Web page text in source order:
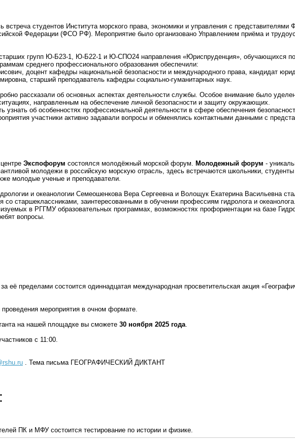
встречастудентов Институтаморского права, экономики и управления с представителями
Федерации (ФСО РФ). Мероприятие было организовано Управлением приёмаи
групп Ю‑Б23‑1, Ю‑Б22‑1 и Ю‑СПО24 направления «Юриспруденция», обучающихся
среднего профессионального образования обеспечили:
доцент кафедры национальной безопасности и международного права, кандидат
старший преподаватель кафедры социально‑гуманитарных наук.
рассказали об основных аспектах деятельности службы. Особое внимание было
направленным наобеспечение личной безопасности и защиту окружающих.
узнать об особенностях профессиональной деятельности в сфере обеспечения
участники активно задавали вопросы и обменялись контактными данными с
Экспофорум состоялся молодёжный морской форум. Молодежный форум -
молодежи в российскую морскую отрасль, здесь встречаются школьники,
молодые ученые и преподаватели.
и океанологии Семеошенкова Вера Сергеевна и Волощук Екатерина Васильевна
старшеклассниками, заинтересованными в обучении профессиям гидролога и
в РГГМУ образовательных программах, возможностях профориентации на базе
вопросы.
её пределами состоится одиннадцатая международная просветительская акция
мероприятия в очном формате.
на нашей площадке вы сможете 30 ноября 2025 года
с 11:00.
. Тема письма ГЕОГРАФИЧЕСКИЙ ДИКТАНТ
ПК и МФУ состоится тестирование по истории и физике.